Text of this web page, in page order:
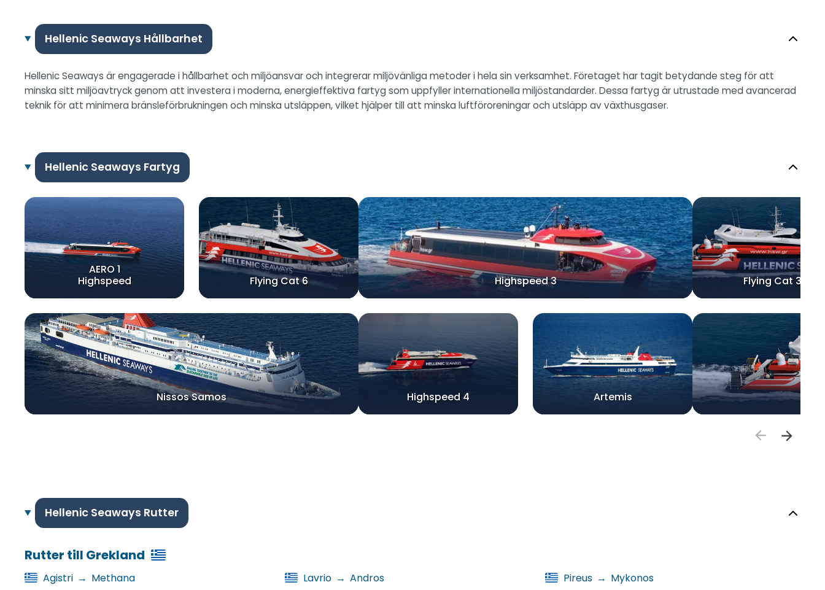
Hellenic Seaways Hållbarhet
Hellenic Seaways är engagerade i hållbarhet och miljöansvar och integrerar miljövänliga metoder i hela sin verksamhet. Företaget har tagit betydande steg för att
minska sitt miljöavtryck genom att investera i moderna, energieffektiva fartyg som uppfyller internationella miljöstandarder. Dessa fartyg är utrustade med avancerad
teknik för att minimera bränsleförbrukningen och minska utsläppen, vilket hjälper till att minska luftföroreningar och utsläpp av växthusgaser.
Hellenic Seaways Fartyg
AERO 1
Highspeed
Flying Cat 6
Nissos Samos
Highspeed 3
Highspeed 4 Artemis
Flying Cat 3
Hellenic Seaways Rutter
Rutter till Grekland
Agistri → Methana
Lavrio → Andros
Pireus → Mykonos